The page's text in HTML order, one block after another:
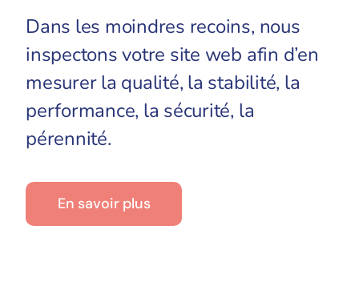
Dans les moindres recoins, nous
inspectons votre site web afin d’en
mesurer la qualité, la stabilité, la
performance, la sécurité, la
pérennité.
En savoir plus